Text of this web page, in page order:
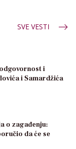
SVE VESTI
i
i Samardžića
o zagađenju:
da će se